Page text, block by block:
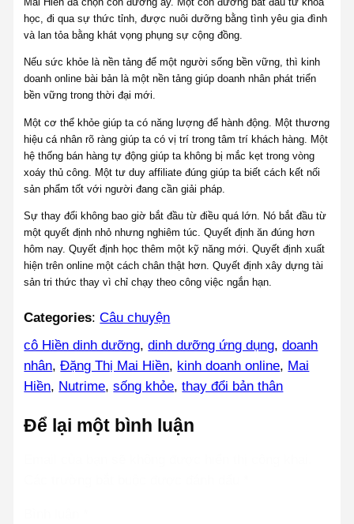
học, đi qua sự thức tỉnh, được nuôi dưỡng bằng tình yêu gia đình
và lan tỏa bằng khát vọng phụng sự cộng đồng.
Nếu sức khỏe là nền tảng để một người sống bền vững, thì kinh
doanh online bài bản là một nền tảng giúp doanh nhân phát triển
bền vững trong thời đại mới.
Một cơ thể khỏe giúp ta có năng lượng để hành động. Một thương
hiệu cá nhân rõ ràng giúp ta có vị trí trong tâm trí khách hàng. Một
hệ thống bán hàng tự động giúp ta không bị mắc kẹt trong vòng
xoáy thủ công. Một tư duy affiliate đúng giúp ta biết cách kết nối
sản phẩm tốt với người đang cần giải pháp.
Sự thay đổi không bao giờ bắt đầu từ điều quá lớn. Nó bắt đầu từ
một quyết định nhỏ nhưng nghiêm túc. Quyết định ăn đúng hơn
hôm nay. Quyết định học thêm một kỹ năng mới. Quyết định xuất
hiện trên online một cách chân thật hơn. Quyết định xây dựng tài
sản tri thức thay vì chỉ chạy theo công việc ngắn hạn.
Categories:Câu chuyện
cô Hiền dinh dưỡng, dinh dưỡng ứng dụng, doanh
nhân, Đặng Thị Mai Hiền, kinh doanh online, Mai
Hiền, Nutrime, sống khỏe, thay đổi bản thân
Để lại một bình luận